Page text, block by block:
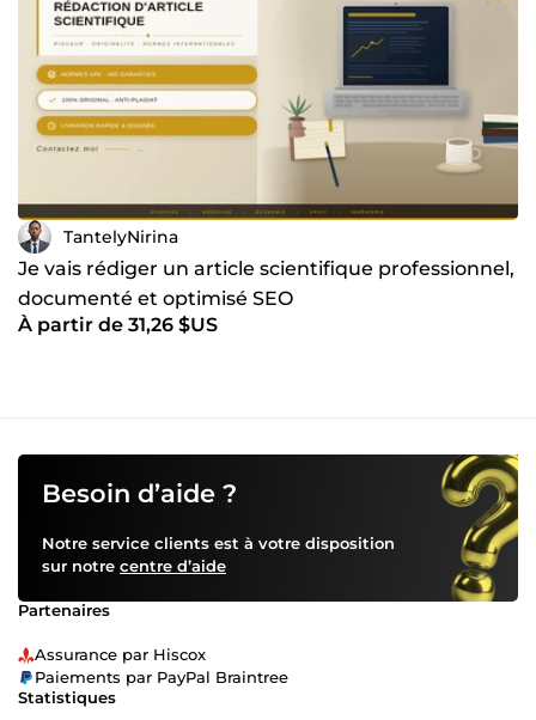
TantelyNirina
Je vais rédiger un article scientifique professionnel,
documenté et optimisé SEO
À partir de 31,26 $US
Besoin d’aide ?
Notre service clients est à votre disposition
sur notre centre d’aide
Partenaires
Assurance par Hiscox
Paiements par PayPal Braintree
Statistiques